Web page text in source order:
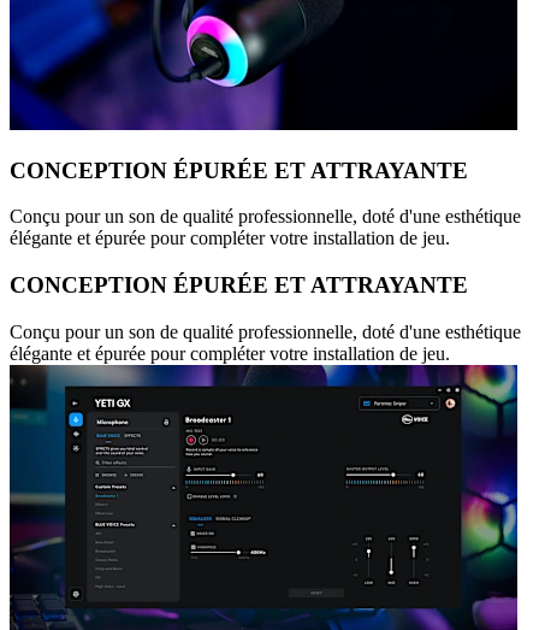
CONCEPTION ÉPURÉE ET ATTRAYANTE
Conçu pour un son de qualité professionnelle, doté d'une esthétique
élégante et épurée pour compléter votre installation de jeu.
CONCEPTION ÉPURÉE ET ATTRAYANTE
Conçu pour un son de qualité professionnelle, doté d'une esthétique
élégante et épurée pour compléter votre installation de jeu.